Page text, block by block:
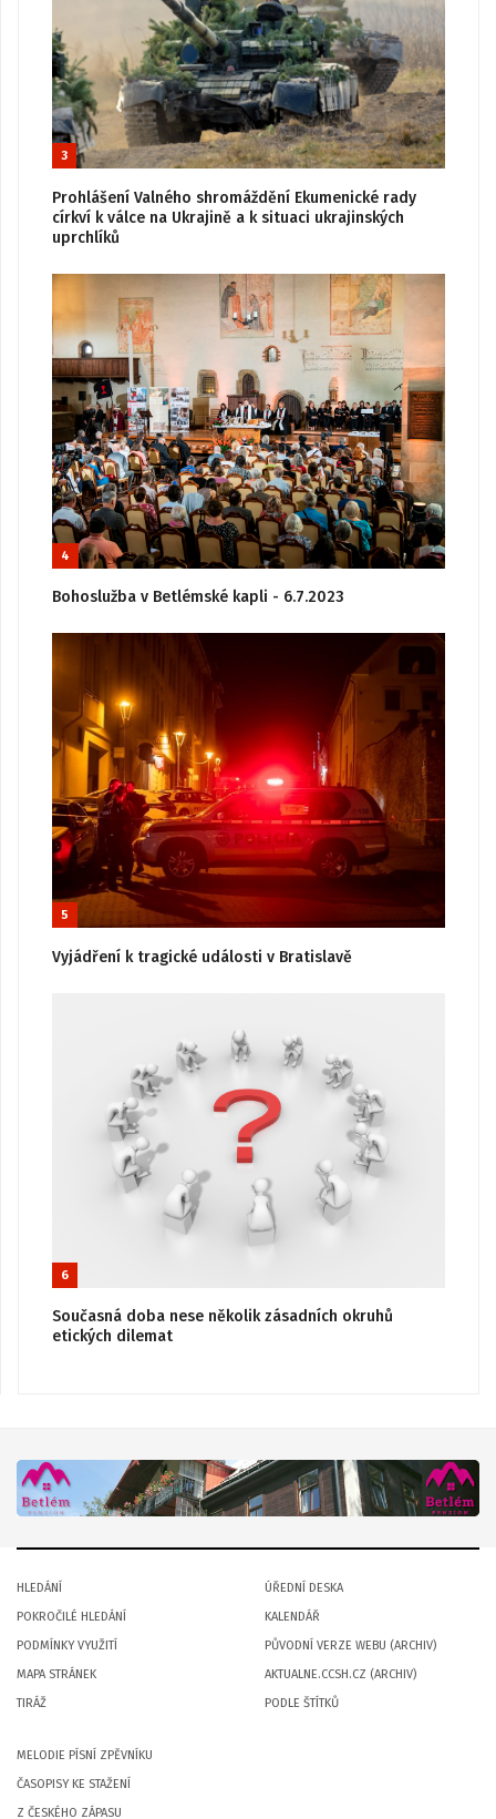
3
Prohlášení Valného shromáždění Ekumenické rady
církví k válce na Ukrajině a k situaci ukrajinských
uprchlíků
4
Bohoslužba v Betlémské kapli - 6.7.2023
5
Vyjádření k tragické události v Bratislavě
6
Současná doba nese několik zásadních okruhů
etických dilemat
HLEDÁNÍ
POKROČILÉ HLEDÁNÍ
PODMÍNKY VYUŽITÍ
MAPA STRÁNEK
TIRÁŽ
ÚŘEDNÍ DESKA
KALENDÁŘ
PŮVODNÍ VERZE WEBU (ARCHIV)
AKTUALNE.CCSH.CZ (ARCHIV)
PODLE ŠTÍTKŮ
MELODIE PÍSNÍ ZPĚVNÍKU
ČASOPISY KE STAŽENÍ
Z ČESKÉHO ZÁPASU